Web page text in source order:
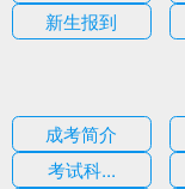
新生报到
成考简介
考试科...